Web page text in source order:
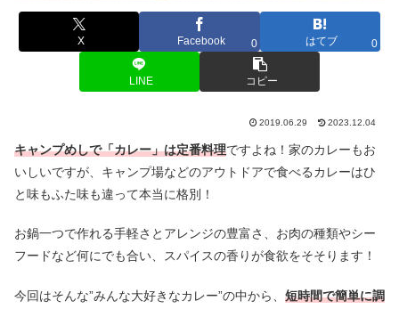
X Facebook 0 はてブ 0
LINE コピー
2019.06.29 2023.12.04
キャンプめしで「カレー」は定番料理ですよね！家のカレーもお
いしいですが、キャンプ場などのアウトドアで食べるカレーはひ
と味もふた味も違って本当に格別！
お鍋一つで作れる手軽さとアレンジの豊富さ、お肉の種類やシー
フードなど何にでも合い、スパイスの香りが食欲をそそります！
今回はそんな”みんな大好きなカレー”の中から、 短時間で簡単に調